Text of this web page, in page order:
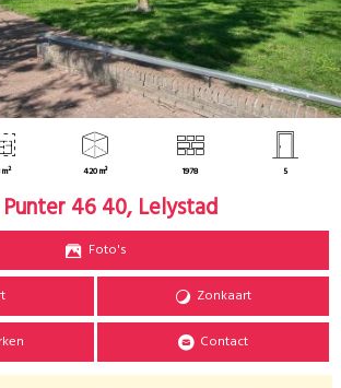
m² 420 m³ 1978 5
Punter 46 40, Lelystad
Foto's
Zonkaart
Contact